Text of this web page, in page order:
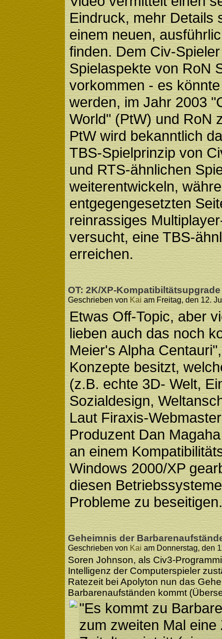
Eindruck, mehr Details
einem neuen,
finden. Dem Civ-
Spielaspekte von RoN
vorkommen - es
werden, im Jahr 2003
World" (PtW) und RoN
PtW wird bekanntlich
TBS-Spielprinzip von
und RTS-ähnlichen
weiterentwickeln,
entgegengesetzten
reinrassiges
versucht, eine TBS-
erreichen.
OT: 2K/XP-
Geschrieben von Kaiam Freitag, den 12.
Etwas Off-Topic, aber
lieben auch das noch
Meier's Alpha
Konzepte besitzt,
(z.B. echte 3D- Welt,
Sozialdesign,
Laut Firaxis-
Produzent Dan
an einem
Windows 2000/XP
diesen
Probleme zu beseitigen.
Geheimnis der
Geschrieben von Kai am Donnerstag, den
Soren Johnson, als Civ3-
Intelligenz der Computerspieler
Ratezeit bei Apolyton nun das
Barbarenaufständen kommt
"Es kommt zu
zum zweiten Mal